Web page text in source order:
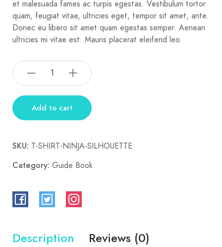
et malesuada fames ac turpis egestas. Vestibulum tortor
quam, feugiat vitae, ultricies eget, tempor sit amet, ante.
Donec eu libero sit amet quam egestas semper. Aenean
ultricies mi vitae est. Mauris placerat eleifend leo.
Add to cart
SKU: T-SHIRT-NINJA-SILHOUETTE
Category: Guide Book
Description Reviews (0)